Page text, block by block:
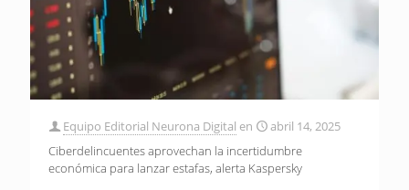
Equipo Editorial Neurona Digital en
abril 14, 2025
Ciberdelincuentes aprovechan la incertidumbre
económica para lanzar estafas, alerta Kaspersky